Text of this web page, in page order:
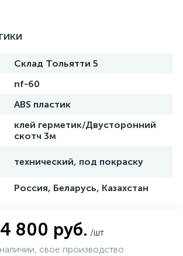
Склад Тольятти 5
nf-60
ABS пластик
клей герметик/Двусторонний
скотч 3м
технический, под покраску
Россия, Беларусь, Казахстан
4 800 руб. /шт
свое производство